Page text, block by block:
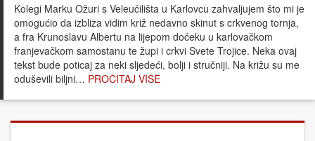
Kolegi Marku Ožuri s Veleučilišta u Karlovcu zahvaljujem što mi je
omogućio da izbliza vidim križ nedavno skinut s crkvenog tornja,
a fra Krunoslavu Albertu na lijepom dočeku u karlovačkom
franjevačkom samostanu te župi i crkvi Svete Trojice. Neka ovaj
tekst bude poticaj za neki sljedeći, bolji i stručniji. Na križu su me
oduševili biljni… PROČITAJ VIŠE